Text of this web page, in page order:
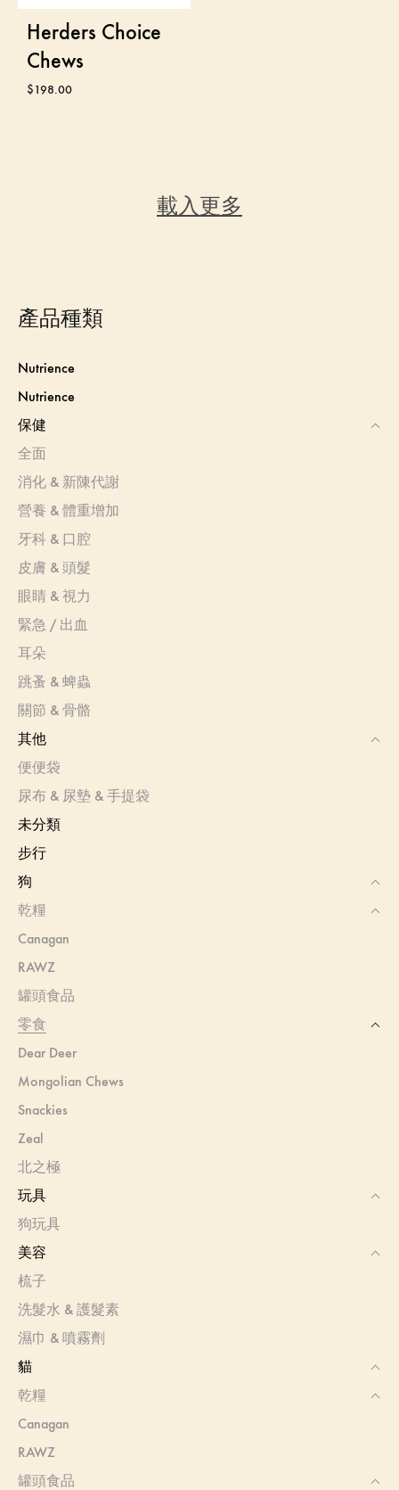
Herders Choice
Chews
$198.00
載入更多
產品種類
Nutrience
Nutrience
保健
全面
消化 & 新陳代謝
營養 & 體重增加
牙科 & 口腔
皮膚 & 頭髮
眼睛 & 視力
緊急 / 出血
耳朵
跳蚤 & 蜱蟲
關節 & 骨骼
其他
便便袋
尿布 & 尿墊 & 手提袋
未分類
步行
狗
乾糧
Canagan
RAWZ
罐頭食品
零食
Dear Deer
Mongolian Chews
Snackies
Zeal
北之極
玩具
狗玩具
美容
梳子
洗髮水 & 護髮素
濕巾 & 噴霧劑
貓
乾糧
Canagan
RAWZ
罐頭食品